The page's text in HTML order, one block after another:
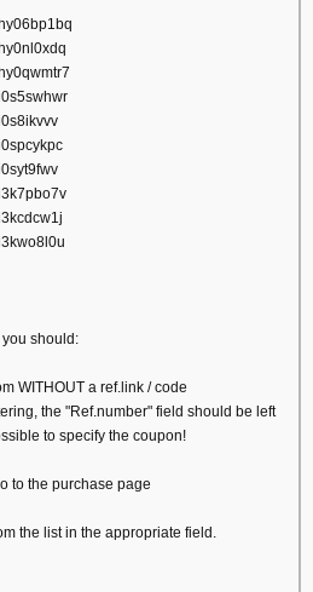
should:
WITHOUT a ref.link / code
the "Ref.number" field should be left
to specify the coupon!
to the purchase page
the list in the appropriate field.